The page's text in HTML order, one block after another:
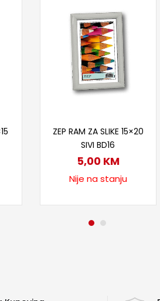
ZEP RAM ZA SLIKE 15×20
SIVI BD16
5,00 KM
Nije na stanju